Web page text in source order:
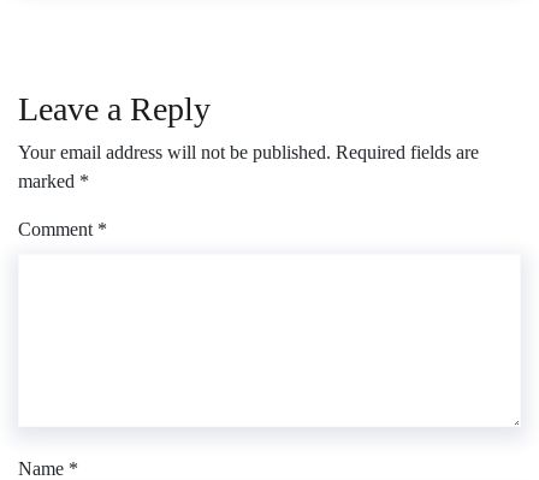
Leave a Reply
Your email address will not be published. Required fields are
marked *
Comment *
Name *